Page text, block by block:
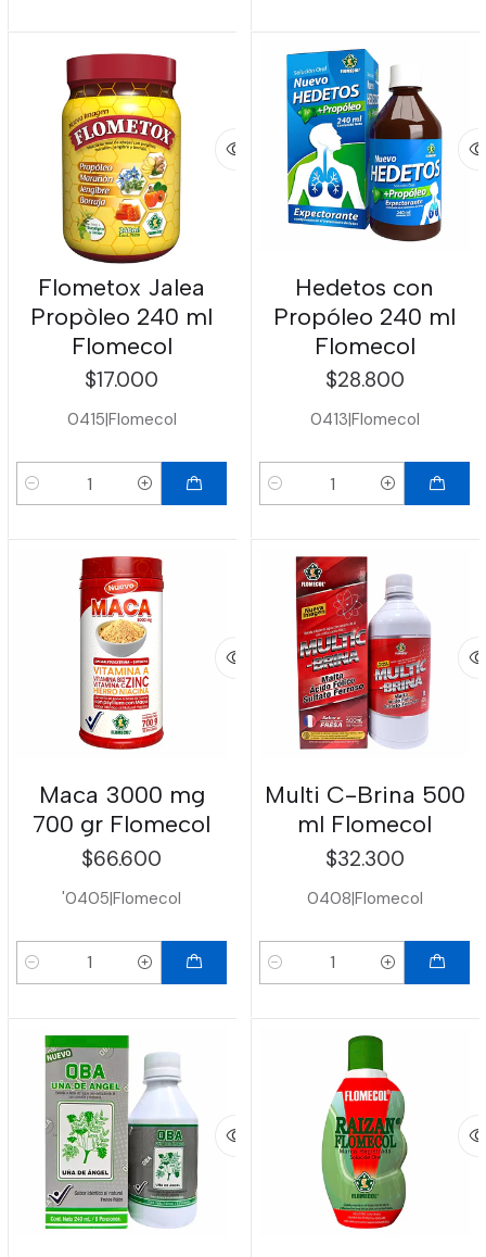
Flometox Jalea
Propòleo 240 ml
Flomecol
$17.000
0415|Flomecol
Cantidad
Hedetos con
Propóleo 240 ml
Flomecol
$28.800
0413|Flomecol
Cantidad
Maca 3000 mg
700 gr Flomecol
$66.600
'0405|Flomecol
Cantidad
Multi C-Brina 500
ml Flomecol
$32.300
0408|Flomecol
Cantidad